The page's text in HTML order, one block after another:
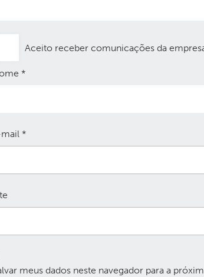
Aceito receber comunicações da
*
*
meus dados neste navegador para a